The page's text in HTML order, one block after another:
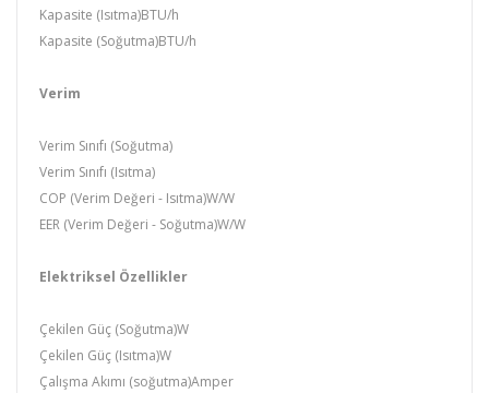
Kapasite (Isıtma)BTU/h
Kapasite (Soğutma)BTU/h
Verim
Verim Sınıfı (Soğutma)
Verim Sınıfı (Isıtma)
COP (Verim Değeri - Isıtma)W/W
EER (Verim Değeri - Soğutma)W/W
Elektriksel Özellikler
Çekilen Güç (Soğutma)W
Çekilen Güç (Isıtma)W
Çalışma Akımı (soğutma)Amper